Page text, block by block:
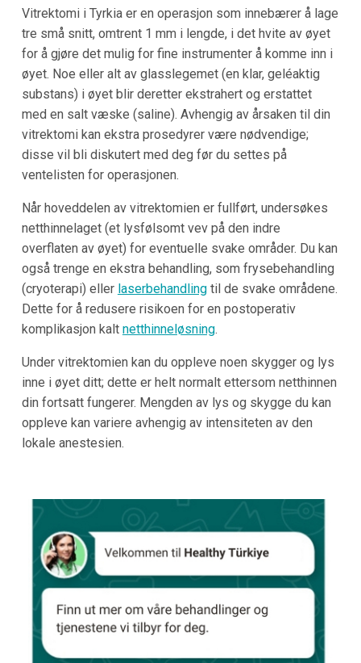
Vitrektomi i Tyrkia er en operasjon som innebærer å lage
tre små snitt, omtrent 1 mm i lengde, i det hvite av øyet
for å gjøre det mulig for fine instrumenter å komme inn i
øyet. Noe eller alt av glasslegemet (en klar, geléaktig
substans) i øyet blir deretter ekstrahert og erstattet
med en salt væske (saline). Avhengig av årsaken til din
vitrektomi kan ekstra prosedyrer være nødvendige;
disse vil bli diskutert med deg før du settes på
ventelisten for operasjonen.
Når hoveddelen av vitrektomien er fullført, undersøkes
netthinnelaget (et lysfølsomt vev på den indre
overflaten av øyet) for eventuelle svake områder. Du kan
også trenge en ekstra behandling, som frysebehandling
(cryoterapi) eller laserbehandlingtil de svake områdene.
Dette for å redusere risikoen for en postoperativ
komplikasjon kalt netthinneløsning.
Under vitrektomien kan du oppleve noen skygger og lys
inne i øyet ditt; dette er helt normalt ettersom netthinnen
din fortsatt fungerer. Mengden av lys og skygge du kan
oppleve kan variere avhengig av intensiteten av den
lokale anestesien.